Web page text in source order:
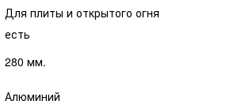
Для плиты и открытого огня
есть
280 мм.
Алюминий